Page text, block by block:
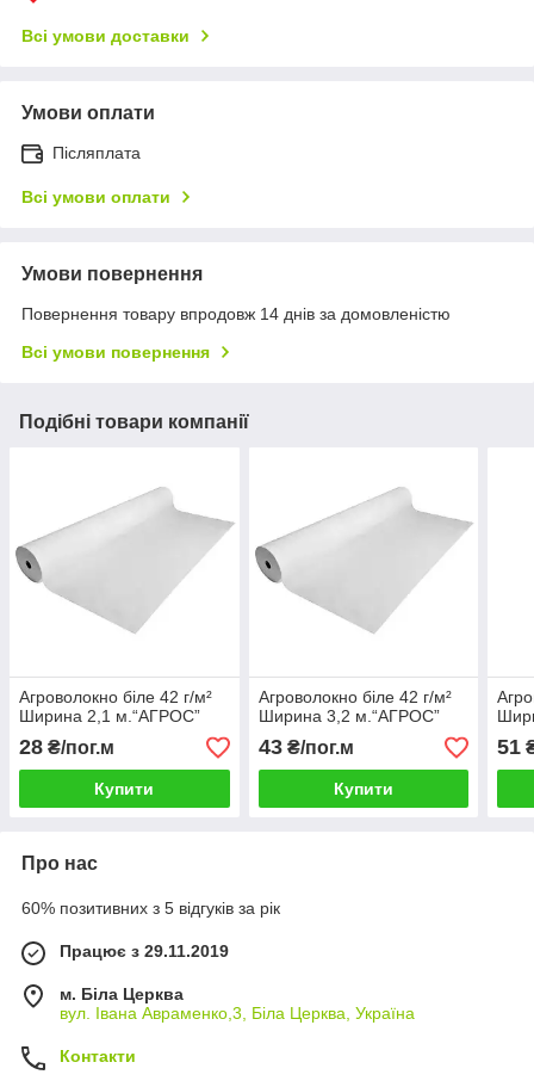
Всі умови доставки
Умови оплати
Післяплата
Всі умови оплати
Умови повернення
Повернення товару впродовж 14 днів за домовленістю
Всі умови повернення
Подібні товари компанії
Агроволокно біле 42 г/м²
Ширина 2,1 м.“AГРОС”
28 ₴/пог.м
Купити
Агроволокно біле 42 г/м²
Ширина 3,2 м.“AГРОС”
43₴/пог.м
Купити
51
Про нас
60% позитивних з 5 відгуків за рік
Працює з 29.11.2019
м. Біла Церква
вул. Івана Авраменко,3, Біла Церква, Україна
Контакти